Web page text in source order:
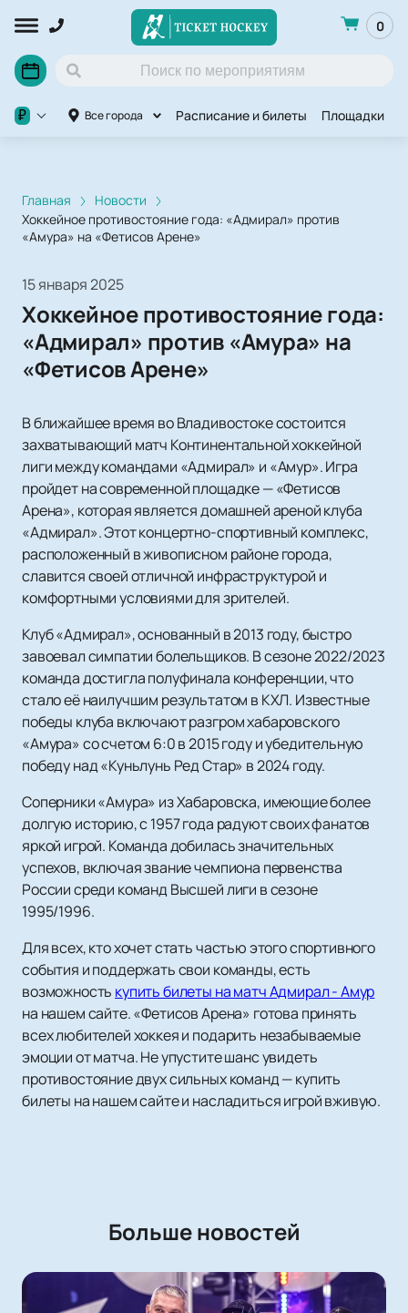
0
Все города Расписание и билеты Площадки
₽
Главная
Новости
Хоккейное противостояние года: «Адмирал» против
«Амура» на «Фетисов Арене»
15 января 2025
Хоккейное противостояние года:
«Адмирал» против «Амура» на
«Фетисов Арене»
В ближайшее время во Владивостоке состоится
захватывающий матч Континентальной хоккейной
лиги между командами «Адмирал» и «Амур». Игра
пройдет на современной площадке — «Фетисов
Арена», которая является домашней ареной клуба
«Адмирал». Этот концертно-спортивный комплекс,
расположенный в живописном районе города,
славится своей отличной инфраструктурой и
комфортными условиями для зрителей.
Клуб «Адмирал», основанный в 2013 году, быстро
завоевал симпатии болельщиков. В сезоне 2022/2023
команда достигла полуфинала конференции, что
стало её наилучшим результатом в КХЛ. Известные
победы клуба включают разгром хабаровского
«Амура» со счетом 6:0 в 2015 году и убедительную
победу над «Куньлунь Ред Стар» в 2024 году.
Соперники «Амура» из Хабаровска, имеющие более
долгую историю, с 1957 года радуют своих фанатов
яркой игрой. Команда добилась значительных
успехов, включая звание чемпиона первенства
России среди команд Высшей лиги в сезоне
1995/1996.
Для всех, кто хочет стать частью этого спортивного
события и поддержать свои команды, есть
возможность купить билеты на матч Адмирал - Амур
на нашем сайте. «Фетисов Арена» готова принять
всех любителей хоккея и подарить незабываемые
эмоции от матча. Не упустите шанс увидеть
противостояние двух сильных команд — купить
билеты на нашем сайте и насладиться игрой вживую.
Больше новостей